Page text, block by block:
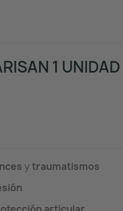
1 UNIDAD
ytraumatismos